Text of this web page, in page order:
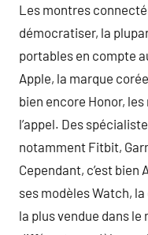
Les montres
démocratiser, la
portables en compte
Apple, la marque
bien encore Honor,
l’appel. Des
notamment Fitbit,
Cependant, c’est bien
ses modèles Watch,
la plus vendue dans